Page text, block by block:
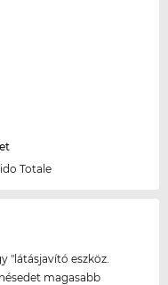
Totale
"látásjavító eszköz.
magasabb